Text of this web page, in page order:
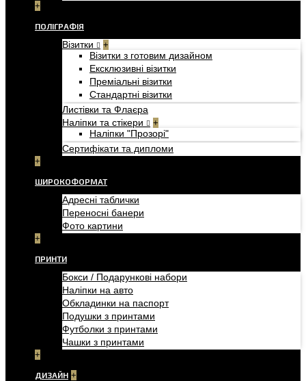
+
ПОЛІГРАФІЯ
Візитки +
Візитки з готовим дизайном
Ексклюзивні візитки
Преміальні візитки
Стандартні візитки
Листівки та Флаєра
Наліпки та стікери
+
Наліпки "Прозорі"
Сертифікати та дипломи
+
ШИРОКОФОРМАТ
Адресні таблички
Переносні банери
Фото картини
+
ПРИНТИ
Бокси / Подарункові набори
Наліпки на авто
Обкладинки на паспорт
Подушки з принтами
Футболки з принтами
Чашки з принтами
+
ДИЗАЙН +